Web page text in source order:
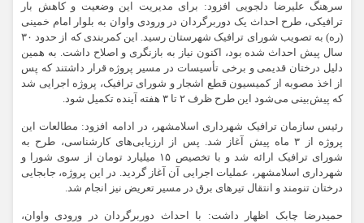
سرهنگ علیرضا دلجویی افزود: برای مدیریت این وضعیت و کاهش بار
ترافیکی، طرح احداث یک دوربرگردان در ورودی واوان به بلوار امام خمینی
(ره) به تصویب شورای ترافیک شهرستان رسید. این کمربندی که از حدود ۳۰
سال پیش احداث شده بود، اکنون نیاز به بازنگری و اصلاح داشت. به همین
دلیل درختان قدیمی و برخی تأسیسات در مسیر پروژه قرار داشتند که پس
از اخذ مصوبه از کمیسیون قطع اشجار و شورای ترافیک، پروژه اجرایی شد
که پیش‌بینی می‌شود این طرح ظرف ۲ تا ۳ هفته آینده تکمیل شود.
رئیس سازمان ترافیک شهرداری اسلامشهر، در ادامه افزود: مطالعات این
پروژه از ۳ ماه پیش آغاز شد. پس از ارزیابی‌های کارشناسی، طرح به
شورای ترافیک ارائه شد و با تخصیص ۱۵ میلیارد تومان از سوی شورا و
شهرداری اسلامشهر، عملیات اجرایی آن آغاز گردید. در این پروژه، جابجایی
درختان تنومند و انتقال تیرهای برق در مسیر تعریض نیز انجام شد.
حمیدرضا چابک اظهار داشت: با احداث دوربرگردان در ورودی واوان،